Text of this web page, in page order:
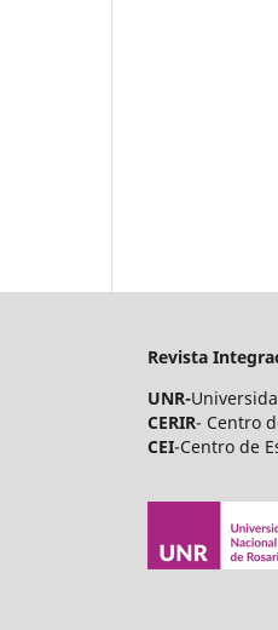
Revista
UNR-
CERIR- Centro
CEI-Centro de